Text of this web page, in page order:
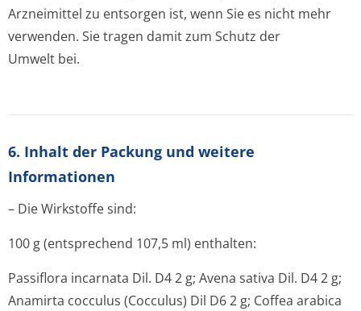
Arzneimittel zu entsorgen ist, wenn Sie es nicht mehr
verwenden. Sie tragen damit zum Schutz der
Umwelt bei.
6. Inhalt der Packung und weitere
Informationen
– Die Wirkstoffe sind:
100 g (entsprechend 107,5 ml) enthalten:
Passiflora incarnata Dil. D4 2 g; Avena sativa Dil. D4 2 g;
Anamirta cocculus (Cocculus) Dil D6 2 g; Coffea arabica